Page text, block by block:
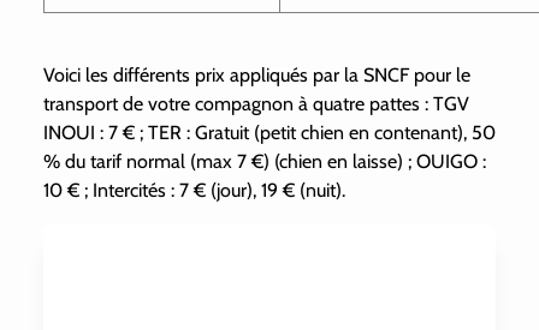
Voici les différents prix appliqués par la SNCF pour le
transport de votre compagnon à quatre pattes : TGV
INOUI : 7 € ; TER : Gratuit (petit chien en contenant), 50
% du tarif normal (max 7 €) (chien en laisse) ; OUIGO :
10 € ; Intercités : 7 € (jour), 19 € (nuit).